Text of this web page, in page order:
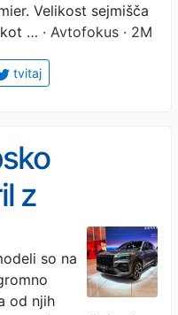
Velikost sejmišča
… · Avtofokus · 2M
tvitaj
z
so na
od njih